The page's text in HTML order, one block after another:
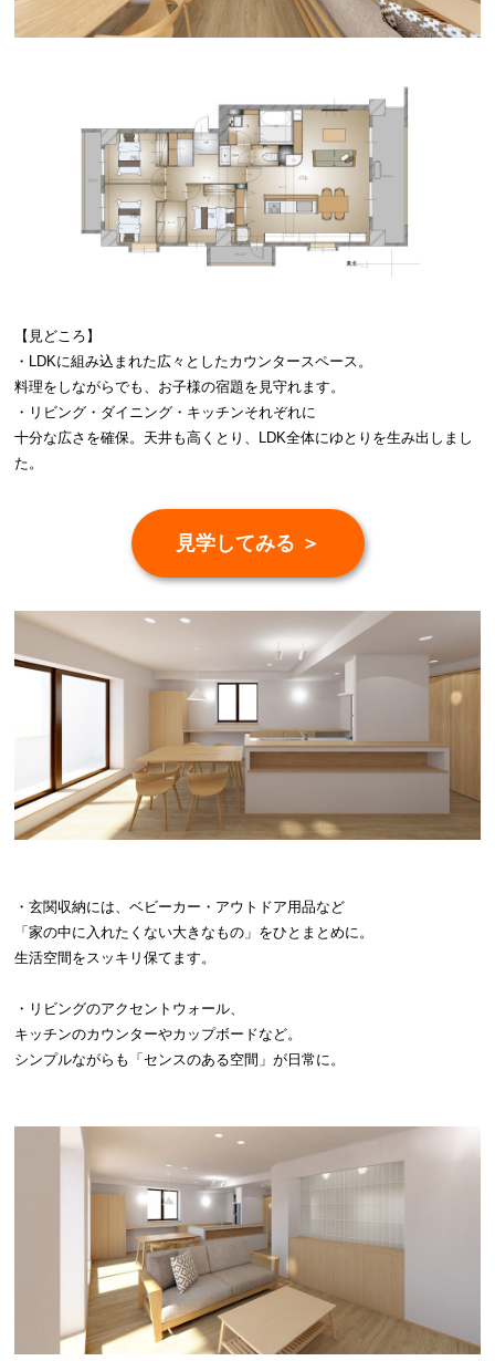
【見どころ】
・LDKに組み込まれた広々としたカウンタースペース。
料理をしながらでも、お子様の宿題を見守れます。
・リビング・ダイニング・キッチンそれぞれに
十分な広さを確保。天井も高くとり、LDK全体にゆとりを生み出しまし
た。
見学してみる ＞
・玄関収納には、ベビーカー・アウトドア用品など
「家の中に入れたくない大きなもの」をひとまとめに。
生活空間をスッキリ保てます。
・リビングのアクセントウォール、
キッチンのカウンターやカップボードなど。
シンプルながらも「センスのある空間」が日常に。